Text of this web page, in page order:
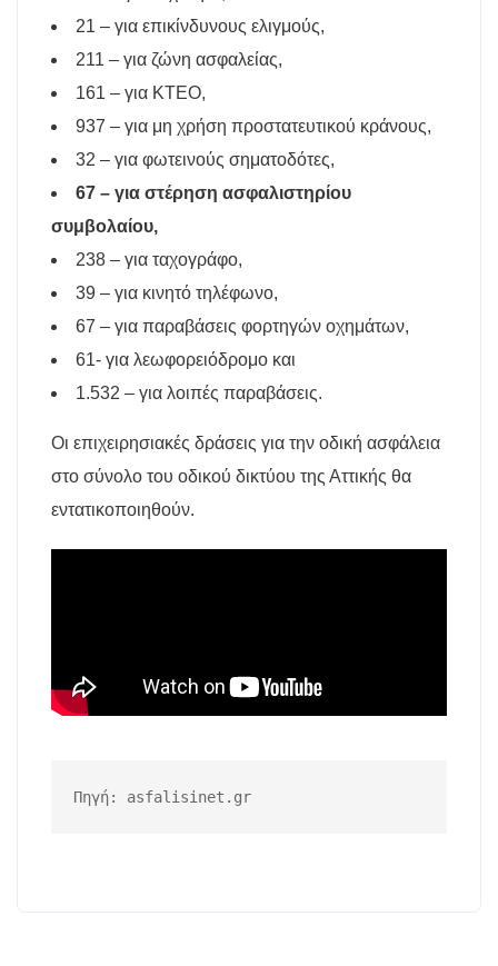
21 – για επικίνδυνους ελιγμούς,
211 – για ζώνη ασφαλείας,
161 – για ΚΤΕΟ,
937 – για μη χρήση προστατευτικού κράνους,
32 – για φωτεινούς σηματοδότες,
67 – για στέρηση ασφαλιστηρίου
συμβολαίου,
238 – για ταχογράφο,
39 – για κινητό τηλέφωνο,
67 – για παραβάσεις φορτηγών οχημάτων,
61- για λεωφορειόδρομο και
1.532 – για λοιπές παραβάσεις.
Οι επιχειρησιακές δράσεις για την οδική ασφάλεια
στο σύνολο του οδικού δικτύου της Αττικής θα
εντατικοποιηθούν.
Πηγή: asfalisinet.gr